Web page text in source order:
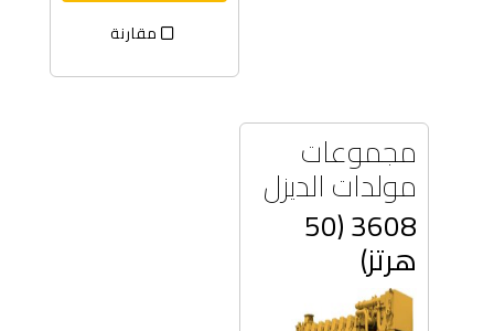
مقارنة
مجموعات
مولدات الديزل
3608 (50
هرتز)